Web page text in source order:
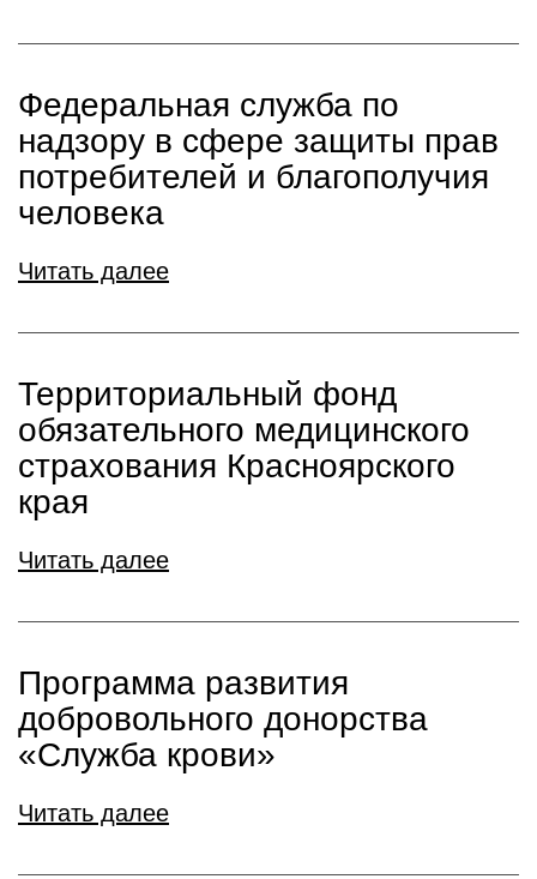
Федеральная служба по
надзору в сфере защиты прав
потребителей и благополучия
человека
Читать далее
Территориальный фонд
обязательного медицинского
страхования Красноярского
края
Читать далее
Программа развития
добровольного донорства
«Служба крови»
Читать далее